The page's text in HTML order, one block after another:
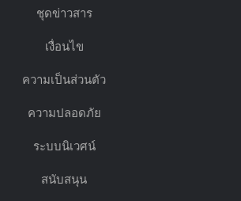
ชุดข่าวสาร
เงื่อนไข
ความเป็นส่วนตัว
ความปลอดภัย
ระบบนิเวศน์
สนับสนุน